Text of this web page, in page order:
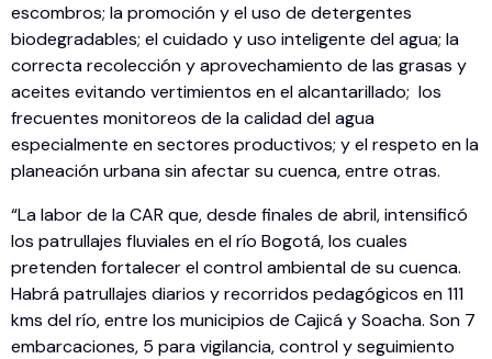
escombros; la promoción y el uso de detergentes
biodegradables; el cuidado y uso inteligente del agua; la
correcta recolección y aprovechamiento de las grasas y
aceites evitando vertimientos en el alcantarillado; los
frecuentes monitoreos de la calidad del agua
especialmente en sectores productivos; y el respeto en la
planeación urbana sin afectar su cuenca, entre otras.
“La labor de la CAR que, desde finales de abril, intensificó
los patrullajes fluviales en el río Bogotá, los cuales
pretenden fortalecer el control ambiental de su cuenca.
Habrá patrullajes diarios y recorridos pedagógicos en 111
kms del río, entre los municipios de Cajicá y Soacha. Son 7
embarcaciones, 5 para vigilancia, control y seguimiento